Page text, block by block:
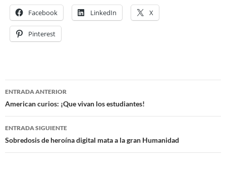
Facebook LinkedIn X
Pinterest
Navegación
de
entradas
ENTRADA ANTERIOR
American curios: ¡Que vivan los estudiantes!
ENTRADA SIGUIENTE
Sobredosis de heroína digital mata a la gran Humanidad